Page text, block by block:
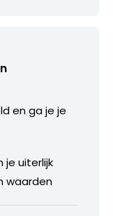
en ga je je
je uiterlijk
waarden